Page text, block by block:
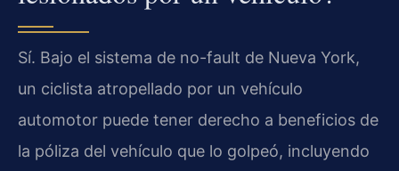
Sí. Bajo el sistema de no-fault de Nueva York,
un ciclista atropellado por un vehículo
automotor puede tener derecho a beneficios de
la póliza del vehículo que lo golpeó, incluyendo